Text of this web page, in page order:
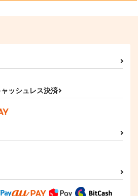
ッシュレス決済